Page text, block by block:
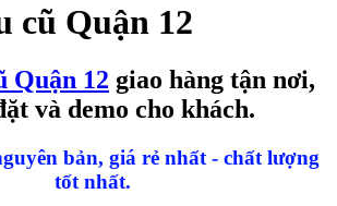
cũ Quận 12
Quận 12 giao hàng tận nơi,
và demo cho khách.
bản, giá rẻ nhất - chất lượng
tốt nhất.